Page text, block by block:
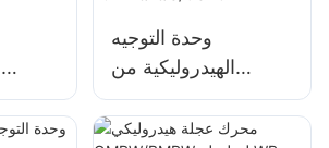
وحدة التوجيه
الهيدروليكية من
سلسلة 101S/OSPC